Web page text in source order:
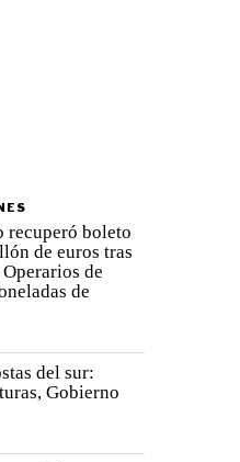
recuperó boleto
de euros tras
de
de
del sur:
Gobierno